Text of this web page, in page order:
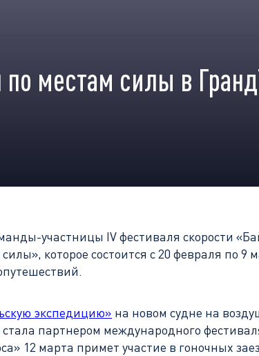
местам силы в
участницы IV фестиваля скорости
которое состоится с 20 февраля по
экспедицию» на новом судне на
партнером международного
12 марта примет участие в гоночных